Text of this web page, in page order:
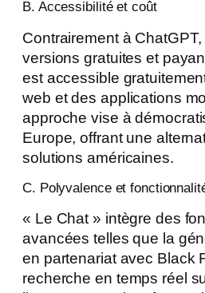
B. Accessibilité et coût
Contrairement à
versions gratuites et
est accessible
web et des applications
approche vise à
Europe, offrant une
solutions américaines.
C. Polyvalence et
« Le Chat » intègre des
avancées telles que la
en partenariat avec Black
recherche en temps réel